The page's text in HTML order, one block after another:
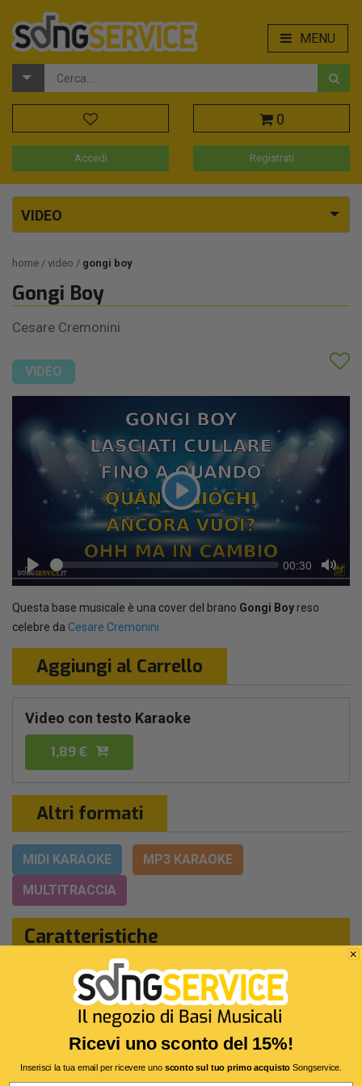
MENU
0
Accedi Registrati
VIDEO
home video gongi boy
Gongi Boy
Cesare Cremonini
VIDEO
Play
Play
Seek Current
time
00:30
Mute
Questa base musicale è una cover del brano Gongi Boy reso
celebre da Cesare Cremonini
Aggiungi al Carrello
Video con testo Karaoke
1,89 €
Altri formati
MIDI KARAOKE
MP3 KARAOKE
MULTITRACCIA
Caratteristiche
Interprete Originale:Cesare Cremonini
Cantautori Italiani
C.Cremonini
4 Min 4 Sec
Segnatura:4/4
Ricevi uno sconto del 15%!
Inserisci la tua email per ricevere uno sconto sul tuo primo acquistoSongservice.